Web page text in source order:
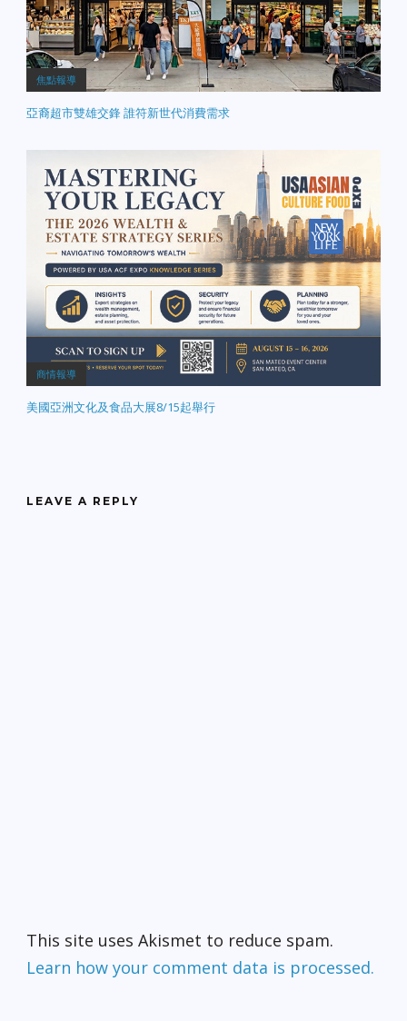
焦點報導
亞裔超市雙雄交鋒 誰符新世代消費需求
商情報導
美國亞洲文化及食品大展8/15起舉行
LEAVE A REPLY
This site uses Akismet to reduce spam.
Learn how your comment data is processed.